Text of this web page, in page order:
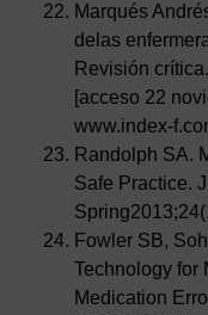
Marqués
delas
Revisión
[acceso 22
www.index-
Randolph SA.
Safe Practice.
Fowler SB,
Technology for
Medication